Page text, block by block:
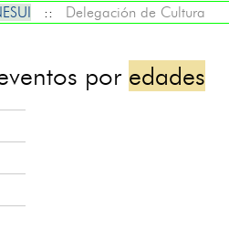
:: Delegación de Cultura
por edades